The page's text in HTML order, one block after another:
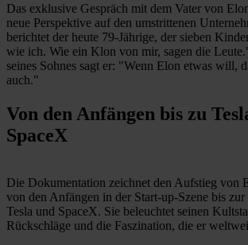
Das exklusive Gespräch mit dem Vater von
neue Perspektive auf den umstrittenen
berichtet der heute 79-Jährige, der sieben
wie ich. Wie ein Klon von mir, sagen die
seines Sohnes sagt er: "Wenn Elon etwas will,
auch."
Von den Anfängen bis zu
SpaceX
Die Dokumentation zeichnet den Aufstieg von
von den Anfängen in der Start-up-Szene bis
Tesla und SpaceX. Sie beleuchtet seinen
Rückschläge und die Faszination, die er